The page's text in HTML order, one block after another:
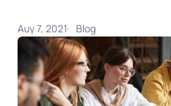
Αυγ 7, 2021 Blog